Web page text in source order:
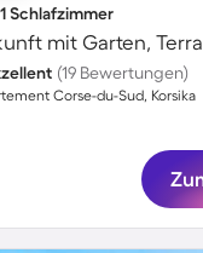
Schlafzimmer
(19 Bewertungen)
Corse-du-Sud, Korsika